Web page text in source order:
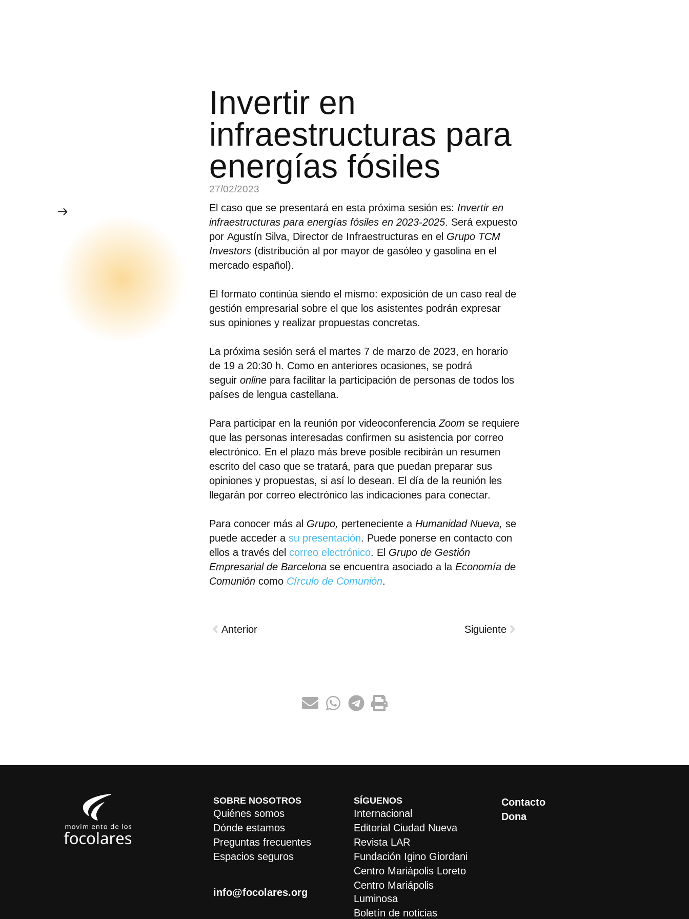
Invertir en
infraestructuras para
energías fósiles
27/02/2023
El caso que se presentará en esta próxima sesión es: Invertir en
infraestructuras para energías fósiles en 2023-2025. Será expuesto
porAgustín Silva, Director de Infraestructuras en el Grupo TCM
Investors (distribución al por mayor de gasóleo y gasolina en el
mercado español).
El formato continúa siendo el mismo: exposición de un caso real de
gestión empresarial sobre el que los asistentes podrán expresar
sus opiniones y realizar propuestas concretas.
La próxima sesión será el martes 7 de marzo de 2023, en horario
de 19 a 20:30 h. Como en anteriores ocasiones, se podrá
seguironline para facilitar la participación de personas de todos los
países de lengua castellana.
Para participar en la reunión por videoconferenciaZoom se requiere
que las personas interesadas confirmen su asistencia por correo
electrónico. En el plazo más breve posible recibirán un resumen
escrito del caso que se tratará, para que puedan preparar sus
opiniones y propuestas, si así lo desean. El día de la reunión les
llegarán por correo electrónico las indicaciones para conectar.
Para conocer más al Grupo, perteneciente a Humanidad Nueva, se
puede acceder asu presentación. Puede ponerse en contacto con
ellos a través delcorreo electrónico. El Grupo de Gestión
Empresarial de Barcelona se encuentra asociado a laEconomía de
Comunión como Círculo de Comunión.
Anterior Siguiente
SOBRE NOSOTROS
Quiénes somos
Dónde estamos
Preguntas frecuentes
Espacios seguros
info@focolares.org
SÍGUENOS
Internacional
Editorial Ciudad Nueva
Revista LAR
Fundación Igino Giordani
Centro Mariápolis Loreto
Centro Mariápolis
Luminosa
Boletín de noticias
Contacto
Dona